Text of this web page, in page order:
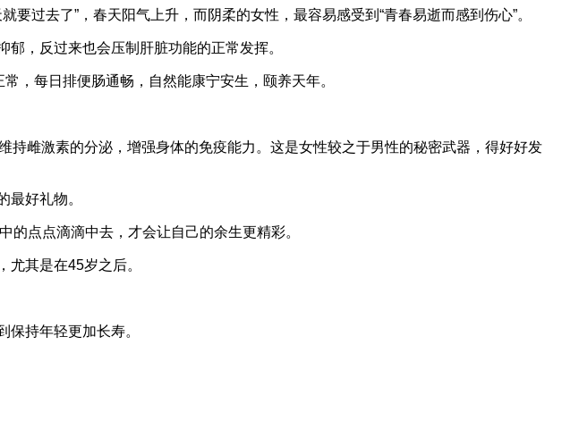
过去了”，春天阳气上升，而阴柔的女性，最容易感受到“青春易逝而感到伤心”。
，反过来也会压制肝脏功能的正常发挥。
，每日排便肠通畅，自然能康宁安生，颐养天年。
雌激素的分泌，增强身体的免疫能力。这是女性较之于男性的秘密武器，得好好发
最好礼物。
的点点滴滴中去，才会让自己的余生更精彩。
其是在45岁之后。
持年轻更加长寿。